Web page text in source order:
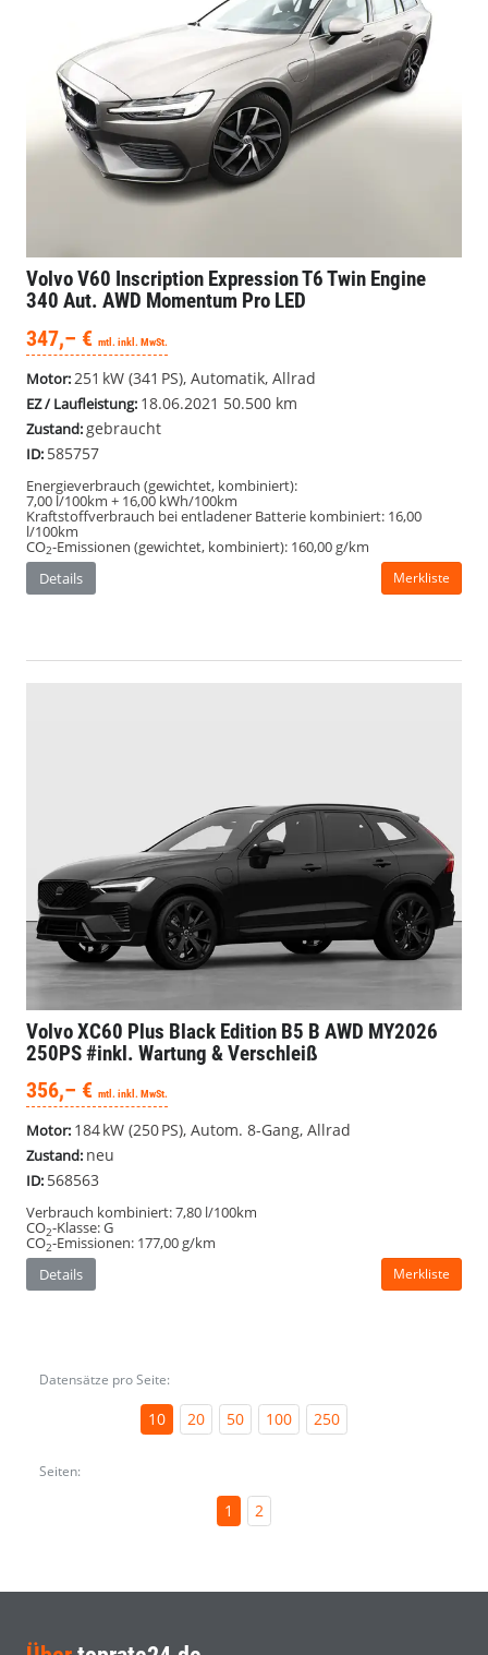
Volvo V60 Inscription Expression T6 Twin Engine
340 Aut. AWD Momentum Pro LED
347,– € mtl. inkl. MwSt.
Motor: 251 kW (341 PS), Automatik, Allrad
EZ / Laufleistung: 18.06.2021 50.500 km
Zustand: gebraucht
ID: 585757
Energieverbrauch (gewichtet, kombiniert):
7,00 l/100km + 16,00 kWh/100km
Kraftstoffverbrauch bei entladener Batterie kombiniert: 16,00
l/100km
CO2-Emissionen (gewichtet, kombiniert): 160,00 g/km
Details
Merkliste
Volvo XC60 Plus Black Edition B5 B AWD MY2026
250PS #inkl. Wartung & Verschleiß
356,– € mtl. inkl. MwSt.
Motor: 184 kW (250 PS), Autom. 8-Gang, Allrad
Zustand: neu
ID: 568563
Verbrauch kombiniert:7,80 l/100km
CO2-Klasse:G
CO2-Emissionen: 177,00 g/km
Details
Merkliste
Datensätze pro Seite:
10 20 50 100 250
Seiten:
1 2